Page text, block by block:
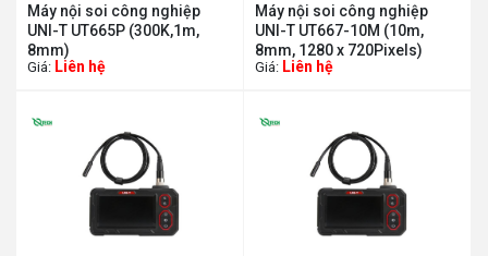
Máy nội soi công nghiệp
UNI-T UT665P (300K,1m,
8mm)
Giá: Liên hệ
Máy nội soi công nghiệp
UNI-T UT667-10M (10m,
8mm, 1280 x 720Pixels)
Giá: Liên hệ